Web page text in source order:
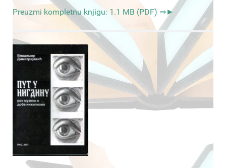
Preuzmi kompletnu knjigu: 1.1 MB (PDF) ⇒►